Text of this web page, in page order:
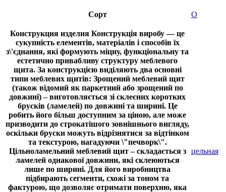
Сорт О
Конструкция изделия Конструкція виробу — це
сукупність елементів, матеріалів і способів їх
з\'єднання, які формують міцну, функціональну та
естетично привабливу структуру меблевого
щита. За конструкцією виділяють два основні
типи меблевих щитів: Зрощений меблевий щит
(також відомий як паркетний або зрощений по
довжині) – виготовляється зі склеєних коротких
брусків (ламелей) по довжині та ширині. Це
робить його більш доступним за ціною, але може
призводити до строкатішого зовнішнього вигляду,
оскільки бруски можуть відрізнятися за відтінком
та текстурою, нагадуючи \"печворк\".
Цільноламельний меблевий щит – складається з
ламелей однакової довжини, які склеюються
лише по ширині. Для його виробництва
підбирають сегменти, схожі за тоном та
фактурою, що дозволяє отримати поверхню, яка
цельная